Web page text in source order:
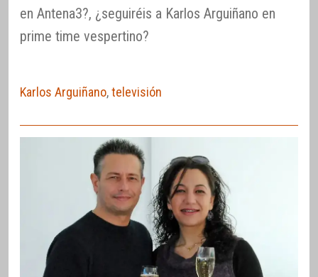
en Antena3?, ¿seguiréis a Karlos Arguiñano en
prime time vespertino?
Karlos Arguiñano,televisión